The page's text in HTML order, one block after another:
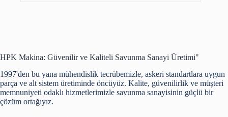
HPK Makina: Güvenilir ve Kaliteli Savunma Sanayi Üretimi"
1997'den bu yana mühendislik tecrübemizle, askeri standartlara uygun
parça ve alt sistem üretiminde öncüyüz. Kalite, güvenilirlik ve müşteri
memnuniyeti odaklı hizmetlerimizle savunma sanayisinin güçlü bir
çözüm ortağıyız.